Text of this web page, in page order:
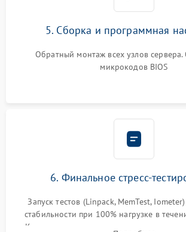
5. Сборка и программная
Обратный монтаж всех узлов
микрокодов BIOS
6. Финальное стресс-
Запуск тестов (Linpack, MemTest,
стабильности при 100% нагрузке в
Контроль температурных режимов,